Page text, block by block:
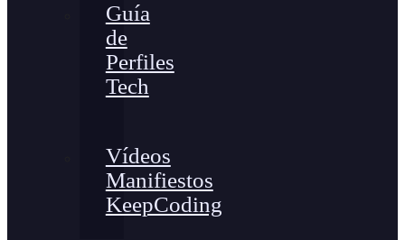
Guía
de
Perfiles
Tech
Vídeos
Manifiestos
KeepCoding